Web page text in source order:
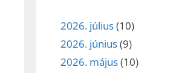
2026. július(10)
2026. június(9)
2026. május(10)